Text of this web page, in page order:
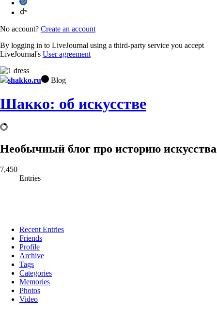
No account? Create an account
By logging in to LiveJournal using a third-party service you accept
LiveJournal's User agreement
shakko.ru Blog
Шакко: об искусстве
Необычный блог про историю искусства
7,450
Entries
Recent Entries
Friends
Profile
Archive
Tags
Categories
Memories
Photos
Video